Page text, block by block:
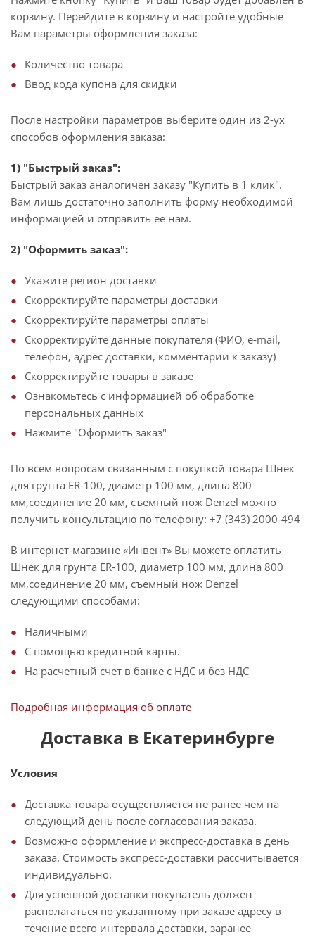
корзину. Перейдите в корзину и настройте удобные
Вам параметры оформления заказа:
Количество товара
Ввод кода купона для скидки
После настройки параметров выберите один из 2-ух
способов оформления заказа:
1) "Быстрый заказ":
Быстрый заказ аналогичен заказу "Купить в 1 клик".
Вам лишь достаточно заполнить форму необходимой
информацией и отправить ее нам.
2) "Оформить заказ":
Укажите регион доставки
Скорректируйте параметры доставки
Скорректируйте параметры оплаты
Скорректируйте данные покупателя (ФИО, e-mail,
телефон, адрес доставки, комментарии к заказу)
Скорректируйте товары в заказе
Ознакомьтесь с информацией об обработке
персональных данных
Нажмите "Оформить заказ"
По всем вопросам связанным с покупкой товара Шнек
для грунта ER-100, диаметр 100 мм, длина 800
мм,соединение 20 мм, съемный нож Denzel можно
получить консультацию по телефону: +7 (343) 2000-494
В интернет-магазине «Инвент» Вы можете оплатить
Шнек для грунта ER-100, диаметр 100 мм, длина 800
мм,соединение 20 мм, съемный нож Denzel
следующими способами:
Наличными
С помощью кредитной карты.
На расчетный счет в банке с НДС и без НДС
Подробная информация об оплате
Доставка в Екатеринбурге
Условия
Доставка товара осуществляется не ранее чем на
следующий день после согласования заказа.
Возможно оформление и экспресс-доставка в день
заказа. Стоимость экспресс-доставки рассчитывается
индивидуально.
Для успешной доставки покупатель должен
располагаться по указанному при заказе адресу в
течение всего интервала доставки, заранее